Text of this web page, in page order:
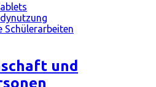
Schülerarbeiten
und